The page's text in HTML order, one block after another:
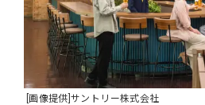
[画像提供]サントリー株式会社